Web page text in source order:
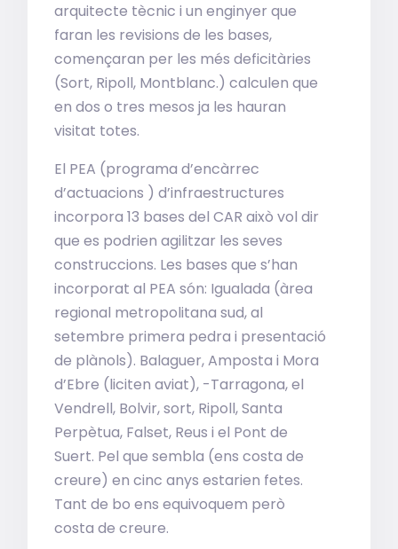
arquitecte tècnic i un enginyer que
faran les revisions de les bases,
començaran per les més deficitàries
(Sort, Ripoll, Montblanc.) calculen que
en dos o tres mesos ja les hauran
visitat totes.
El PEA (programa d’encàrrec
d’actuacions ) d’infraestructures
incorpora 13 bases del CAR això vol dir
que es podrien agilitzar les seves
construccions. Les bases que s’han
incorporat al PEA són: Igualada (àrea
regional metropolitana sud, al
setembre primera pedra i presentació
de plànols). Balaguer, Amposta i Mora
d’Ebre (liciten aviat), -Tarragona, el
Vendrell, Bolvir, sort, Ripoll, Santa
Perpètua, Falset, Reus i el Pont de
Suert. Pel que sembla (ens costa de
creure) en cinc anys estarien fetes.
Tant de bo ens equivoquem però
costa de creure.